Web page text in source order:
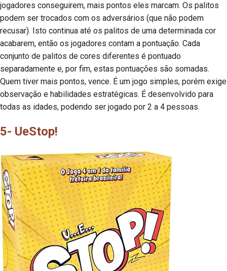
jogadores conseguirem, mais pontos eles marcam. Os palitos
podem ser trocados com os adversários (que não podem
recusar). Isto continua até os palitos de uma determinada cor
acabarem, então os jogadores contam a pontuação. Cada
conjunto de palitos de cores diferentes é pontuado
separadamente e, por fim, estas pontuações são somadas.
Quem tiver mais pontos, vence. É um jogo simples, porém exige
observação e habilidades estratégicas. É desenvolvido para
todas as idades, podendo ser jogado por 2 a 4 pessoas.
5- UeStop!